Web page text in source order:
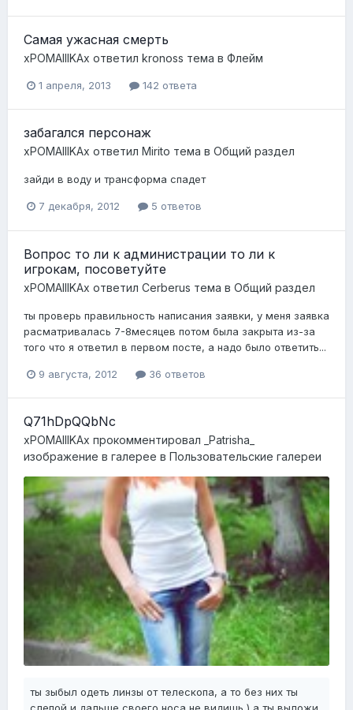
Самая ужасная смерть
xPOMAIIIKAx ответил kronoss тема в Флейм
1 апреля, 2013 142 ответа
забагался персонаж
xPOMAIIIKAx ответил Mirito тема в Общий раздел
зайди в воду и трансформа спадет
7 декабря, 2012 5 ответов
Вопрос то ли к администрации то ли к
игрокам, посоветуйте
xPOMAIIIKAx ответил Сerberus тема в Общий раздел
ты проверь правильность написания заявки, у меня заявка
расматривалась 7-8месяцев потом была закрыта из-за
того что я ответил в первом посте, а надо было ответить...
9 августа, 2012 36 ответов
Q71hDpQQbNc
xPOMAIIIKAx прокомментировал
_Patrisha_
изображение в галерее в Пользовательские галереи
ты зыбыл одеть линзы от телескопа, а то без них ты
слепой и дальше своего носа не видишь ) а ты выложи